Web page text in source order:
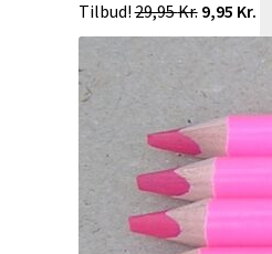
Tilbud!29,95Kr.
29,95 Kr..
9,95 Kr.
pris